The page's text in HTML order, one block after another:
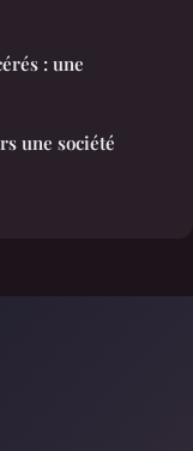
: une
une société